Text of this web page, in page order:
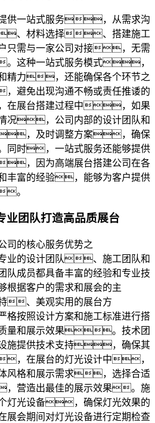
提供一站式服务，从需求沟
、材料选择、搭建施工
需与一家公司对接，无需
这种一站式服务模式，
精力，还能确保各个环节之
避免出现沟通不畅或责任推诿的
展台搭建过程中，如果
况，公司内部的设计团队和
，及时调整方案，确保
同时，一站式服务还能够提供
，因为高端展台搭建公司在各
丰富的经验，能够为客户提供
。
团队打造高品质展台
司的核心服务优势之
的设计团队、施工团队和
成员都具备丰富的经验和专业技
据客户的需求和展会的主
、美观实用的展台方
按照设计方案和施工标准进行搭
量和展示效果。技术团
设施提供技术支持，确保其
，在展台的灯光设计中，
风格和展示需求，选择合适
营造出最佳的展示效果。施
灯光设备，确保灯光效果的
会期间对灯光设备进行定期检查